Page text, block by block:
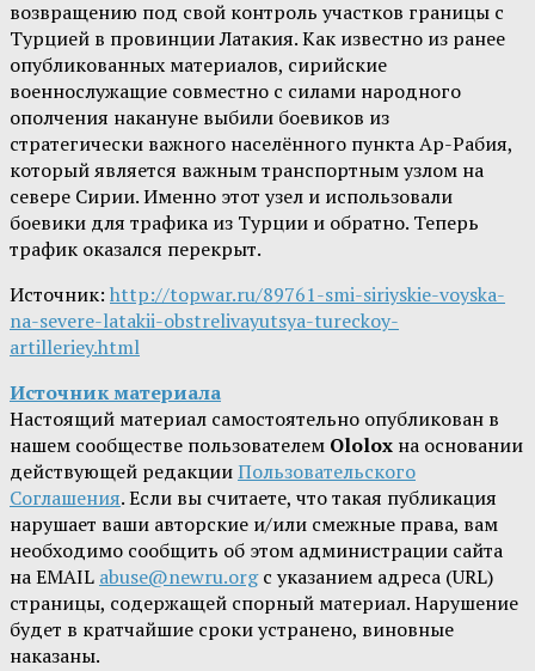
возвращению под свой контроль участков границы с
Турцией в провинции Латакия. Как известно из ранее
опубликованных материалов, сирийские
военнослужащие совместно с силами народного
ополчения накануне выбили боевиков из
стратегически важного населённого пункта Ар-Рабия,
который является важным транспортным узлом на
севере Сирии. Именно этот узел и использовали
боевики для трафика из Турции и обратно. Теперь
трафик оказался перекрыт.
Источник: http://topwar.ru/89761-smi-siriyskie-voyska-
na-severe-latakii-obstrelivayutsya-tureckoy-
artilleriey.html
Источник материала
Настоящий материал самостоятельно опубликован в
нашем сообществе пользователем Ololox на основании
действующей редакцииПользовательского
Соглашения. Если вы считаете, что такая публикация
нарушает ваши авторские и/или смежные права, вам
необходимо сообщить об этом администрации сайта
на EMAIL abuse@newru.orgс указанием адреса (URL)
страницы, содержащей спорный материал. Нарушение
будет в кратчайшие сроки устранено, виновные
наказаны.